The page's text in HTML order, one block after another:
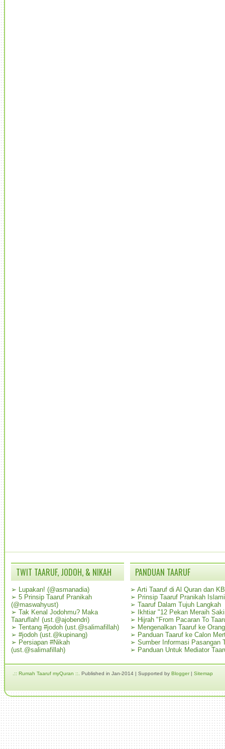
TWIT TAARUF, JODOH, & NIKAH
➢ Lupakan! (@asmanadia)
➢ 5 Prinsip Taaruf Pranikah
(@maswahyust)
➢ Tak Kenal Jodohmu? Maka
Taaruflah! (ust.@ajobendri)
➢ Tentang #jodoh (ust.@salimafillah)
➢ #jodoh (ust.@kupinang)
➢ Persiapan #Nikah
(ust.@salimafillah)
PANDUAN TAARUF
➢ Arti Taaruf di Al Quran dan
➢ Prinsip Taaruf Pranikah Islami
➢ Taaruf Dalam Tujuh Langkah
➢
Ikhtiar "12 Pekan Meraih
➢ Hijrah "From Pacaran To
➢ Mengenalkan Taaruf ke
➢ Panduan Taaruf ke Calon
➢ Sumber Informasi Pasangan
➢ Panduan Untuk Mediator
.:: Rumah Taaruf myQuran ::. Published in Jan-2014 | Supported by Blogger| Sitemap